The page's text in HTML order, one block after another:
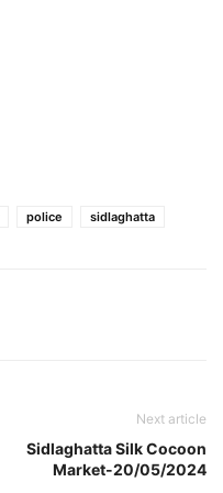
police sidlaghatta
Next article
Sidlaghatta Silk Cocoon
Market-20/05/2024